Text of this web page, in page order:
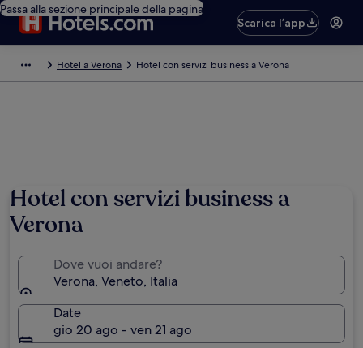
Passa alla sezione principale della pagina
Scarica l’app
Hotel a Verona Hotel con servizi business a Verona
Hotel con servizi business a
Verona
Dove vuoi andare?
Verona, Veneto, Italia
Date
gio 20 ago - ven 21 ago